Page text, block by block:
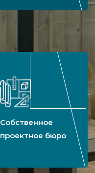
Собственное
проектное бюро